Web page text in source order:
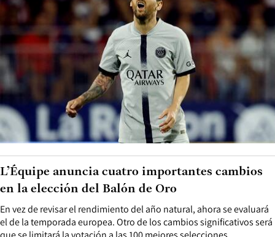
En vez de revisar el rendimiento del año natural, ahora se evaluará
el de la temporada europea. Otro de los cambios significativos será
L’Équipe anuncia cuatro importantes cambios
en la elección del Balón de Oro